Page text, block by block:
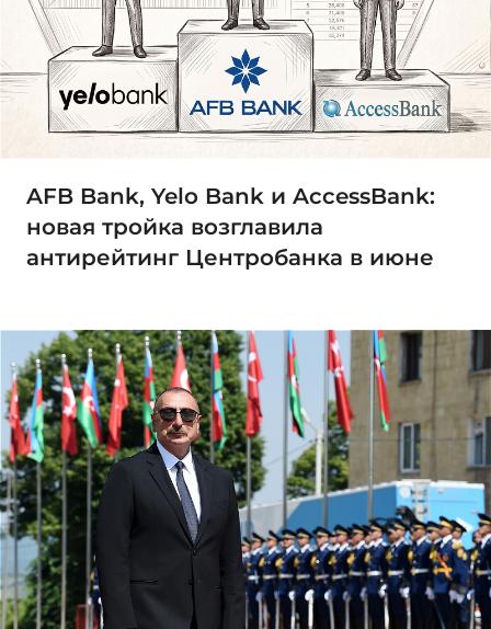
AFB Bank, Yelo Bank и AccessBank:
новая тройка возглавила
антирейтинг Центробанка в июне